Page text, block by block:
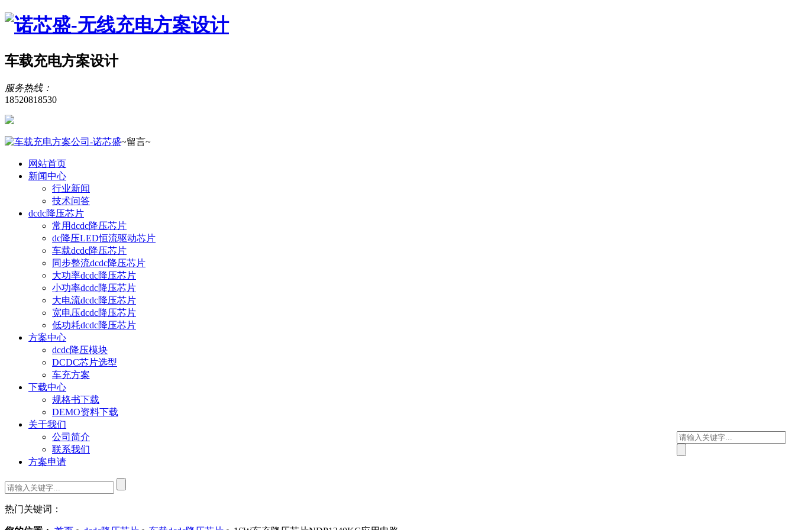
车载充电方案设计
服务热线：
18520818530
~留言~
网站首页
新闻中心
行业新闻
技术问答
dcdc降压芯片
常用dcdc降压芯片
dc降压LED恒流驱动芯片
车载dcdc降压芯片
同步整流dcdc降压芯片
大功率dcdc降压芯片
小功率dcdc降压芯片
大电流dcdc降压芯片
宽电压dcdc降压芯片
低功耗dcdc降压芯片
方案中心
dcdc降压模块
DCDC芯片选型
车充方案
下载中心
规格书下载
DEMO资料下载
关于我们
公司简介
联系我们
方案申请
热门关键词：